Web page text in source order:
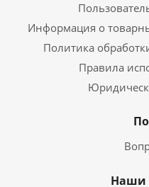
Информация о
Политика
Правила
Наши